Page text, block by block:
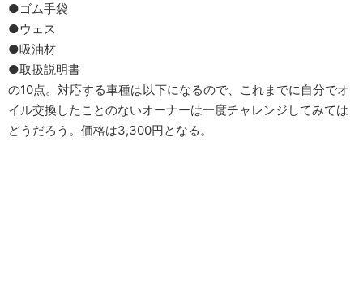
●ゴム手袋
●ウェス
●吸油材
●取扱説明書
の10点。対応する車種は以下になるので、これまでに自分でオ
イル交換したことのないオーナーは一度チャレンジしてみては
どうだろう。価格は3,300円となる。